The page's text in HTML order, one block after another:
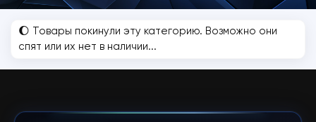
🌔 Товары покинули эту категорию. Возможно они
спят или их нет в наличии...